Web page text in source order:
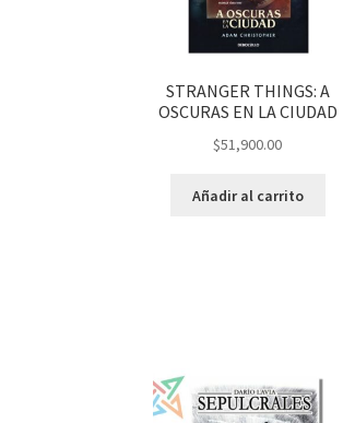
STRANGER THINGS: A
OSCURAS EN LA CIUDAD
$51,900.00
Añadir al carrito